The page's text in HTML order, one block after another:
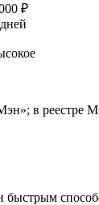
₽
в реестре
быстрым